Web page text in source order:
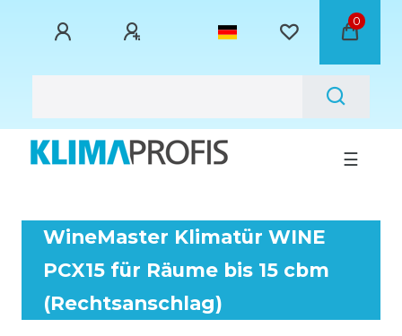
0
☰
WineMaster Klimatür WINE
PCX15 für Räume bis 15 cbm
(Rechtsanschlag)